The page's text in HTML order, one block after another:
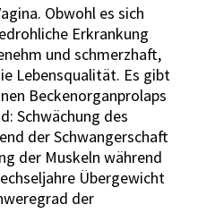
Obwohl es sich
Erkrankung
und schmerzhaft,
Lebensqualität. Es gibt
Beckenorganprolaps
Schwächung des
der Schwangerschaft
der Muskeln während
Übergewicht
der